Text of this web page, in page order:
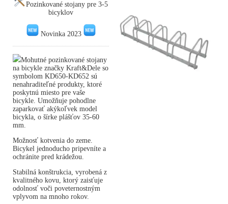
Pozinkované stojany pre 3-5
bicyklov
Novinka 2023
Mohutné pozinkované stojany
na bicykle značky Kraft&Dele so
symbolom KD650-KD652 sú
nenahraditeľné produkty, ktoré
poskytnú miesto pre vaše
bicykle. Umožňuje pohodlne
zaparkovať akýkoľvek model
bicykla, o šírke plášťov 35-60
mm.
Možnosť kotvenia do zeme.
Bicykel jednoducho pripevníte a
ochránite pred krádežou.
Stabilná konštrukcia, vyrobená z
kvalitného kovu, ktorý zaisťuje
odolnosť voči poveternostným
vplyvom na mnoho rokov.